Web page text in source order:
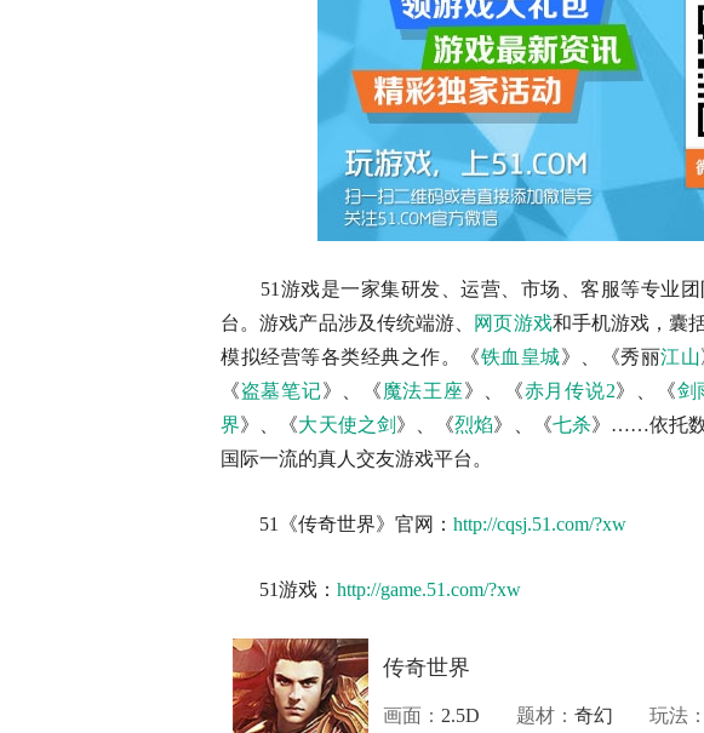
51游戏是一家集研发、运营、市场、客服等专业团
台。游戏产品涉及传统端游、 网页游戏和手机游戏，囊
模拟经营等各类经典之作。《铁血皇城》、《秀丽江山
《盗墓笔记》、《魔法王座》、《赤月传说2》、《剑
界》、《大天使之剑 》、《烈焰》、《七杀》……依托数
国际一流的真人交友游戏平台。
51《传奇世界》官网： http://cqsj.51.com/?xw
51游戏： http://game.51.com/?xw
传奇世界
画面： 2.5D 题材： 奇幻 玩法：